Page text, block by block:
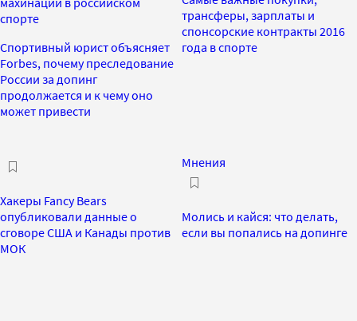
спорте
Спортивный юрист объясняет
Forbes, почему преследование
России за допинг
продолжается и к чему оно
может привести
трансферы, зарплаты и
спонсорские контракты 2016
года в спорте
Хакеры Fancy Bears
опубликовали данные о
сговоре США и Канады против
МОК
Мнения
Молись и кайся: что делать,
если вы попались на допинге